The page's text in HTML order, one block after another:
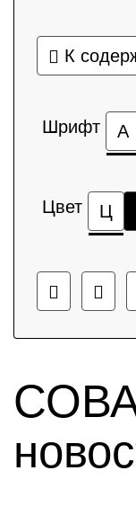
К
Шрифт А
Цвет Ц
СОВА